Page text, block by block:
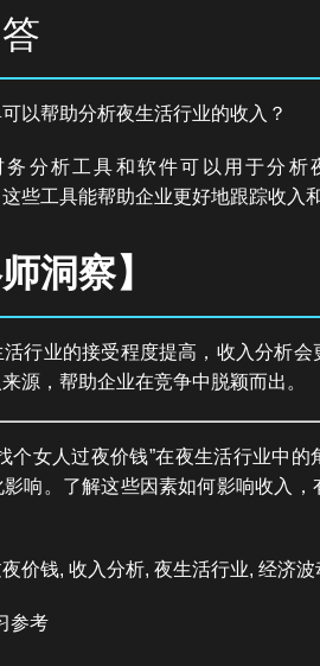
以帮助分析夜生活行业的收入？
务分析工具和软件可以用于分析
些工具能帮助企业更好地跟踪收入
洞察】
行业的接受程度提高，收入分析
源，帮助企业在竞争中脱颖而出。
个女人过夜价钱”在夜生活行业中
响。了解这些因素如何影响收入
价钱, 收入分析, 夜生活行业, 经济
参考